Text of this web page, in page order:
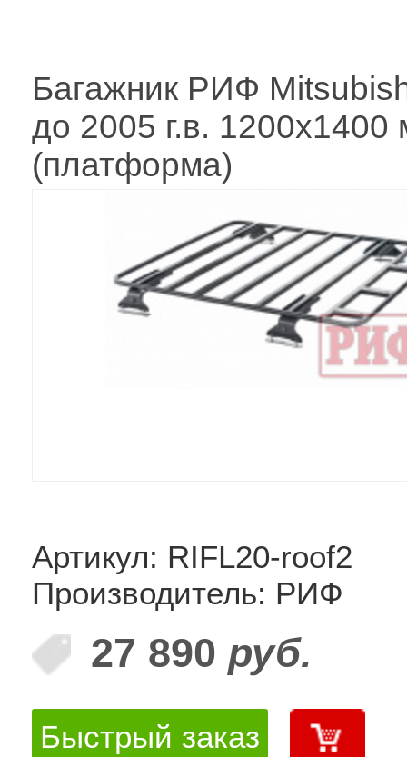
Багажник РИФ
до 2005 г.в. 1200x1400
(платформа)
Артикул: RIFL20-roof2
Производитель: РИФ
27 890 руб.
Быстрый заказ